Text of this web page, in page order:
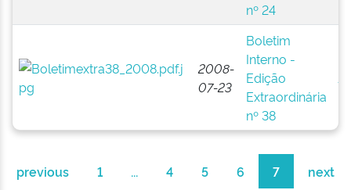
nº 24
2008-
07-23
Boletim
Interno -
Edição
Extraordinária
nº 38
previous 1 ... 4 5 6 7 next